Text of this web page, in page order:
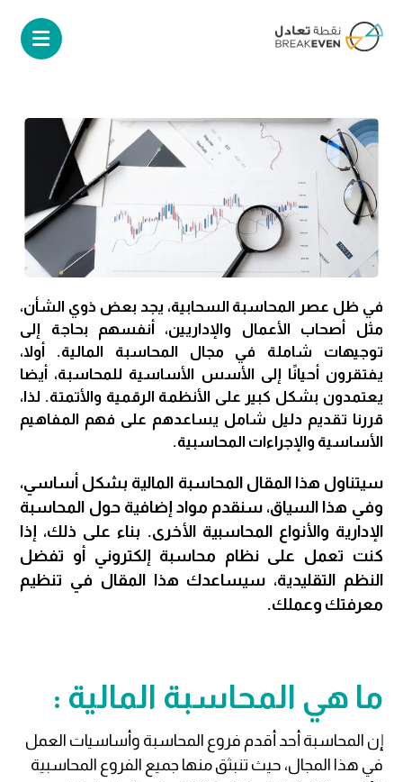
في ظل عصر المحاسبة السحابية، يجد بعض ذوي الشأن،
مثل أصحاب الأعمال والإداريين، أنفسهم بحاجة إلى
توجيهات شاملة في مجال المحاسبة المالية. أولا،
يفتقرون أحيانًا إلى الأسس الأساسية للمحاسبة، أيضا
يعتمدون بشكل كبير على الأنظمة الرقمية والأتمتة. لذا،
قررنا تقديم دليل شامل يساعدهم على فهم المفاهيم
الأساسية والإجراءات المحاسبية.
سيتناول هذا المقال المحاسبة المالية بشكل أساسي،
وفي هذا السياق، سنقدم مواد إضافية حول المحاسبة
الإدارية والأنواع المحاسبية الأخرى. بناء على ذلك، إذا
كنت تعمل على نظام محاسبة إلكتروني أو تفضل
النظم التقليدية، سيساعدك هذا المقال في تنظيم
معرفتك وعملك.
ما هي المحاسبة المالية :
إن المحاسبة أحد أقدم فروع المحاسبة وأساسيات العمل
في هذا المجال، حيث تنبثق منها جميع الفروع المحاسبية